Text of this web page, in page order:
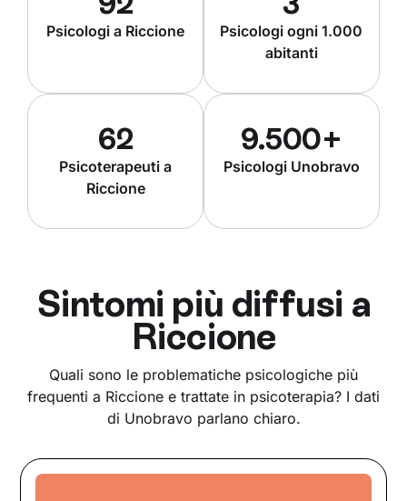
Psicologi a Riccione
Psicologi ogni 1.000
abitanti
62
Psicoterapeuti a
Riccione
9.500+
Psicologi Unobravo
Sintomi più diffusi a
Riccione
Quali sono le problematiche psicologiche più
frequenti a Riccione e trattate in psicoterapia? I dati
di Unobravo parlano chiaro.